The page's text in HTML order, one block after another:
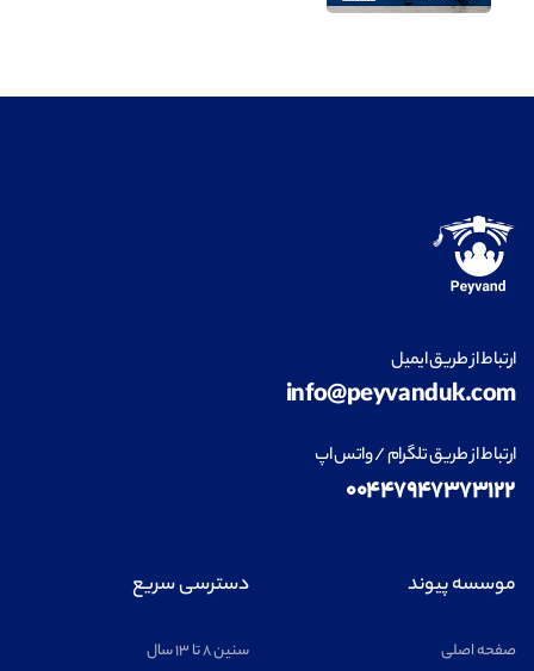
ارتباط از طریق ایمیل
info@peyvanduk.com
ارتباط از طریق تلگرام / واتس اپ
۰۰۴۴۷۹۴۷۳۷۳۱۲۲
موسسه پیوند
صفحه اصلی
دسترسی سریع
سنین ۸ تا ۱۳ سال